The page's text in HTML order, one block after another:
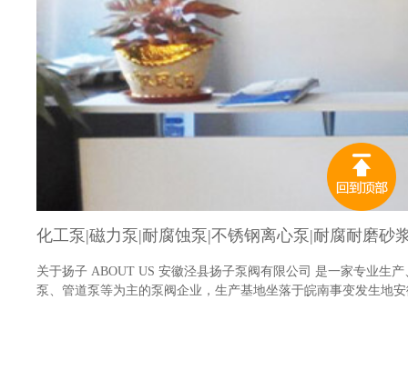
关于扬子 ABOUT US 安徽泾县扬子泵阀有限公司 是一家专业生
泵、管道泵等为主的泵阀企业，生产基地坐落于皖南事变发生地